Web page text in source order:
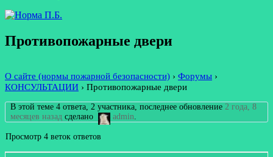
Противопожарные двери
О сайте (нормы пожарной безопасности) › Форумы ›
КОНСУЛЬТАЦИИ › Противопожарные двери
В этой теме 4 ответа, 2 участника, последнее обновление 2 года, 8
месяцев назад сделано admin
Просмотр 4 веток ответов